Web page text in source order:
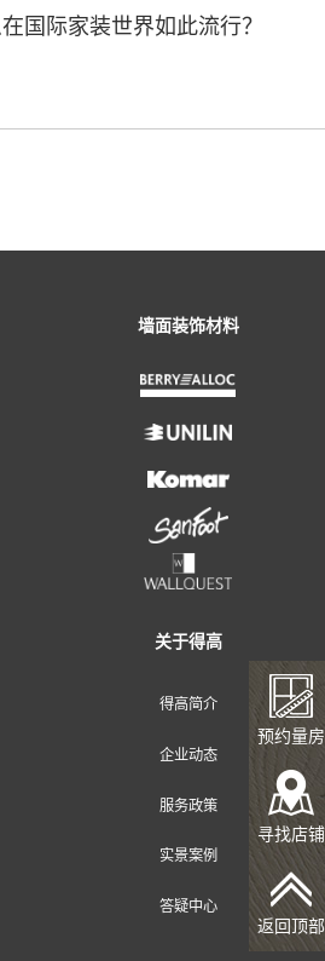
国际家装世界如此流行？
墙面装饰材料
关于得高
预约量房
寻找店铺
返回顶部